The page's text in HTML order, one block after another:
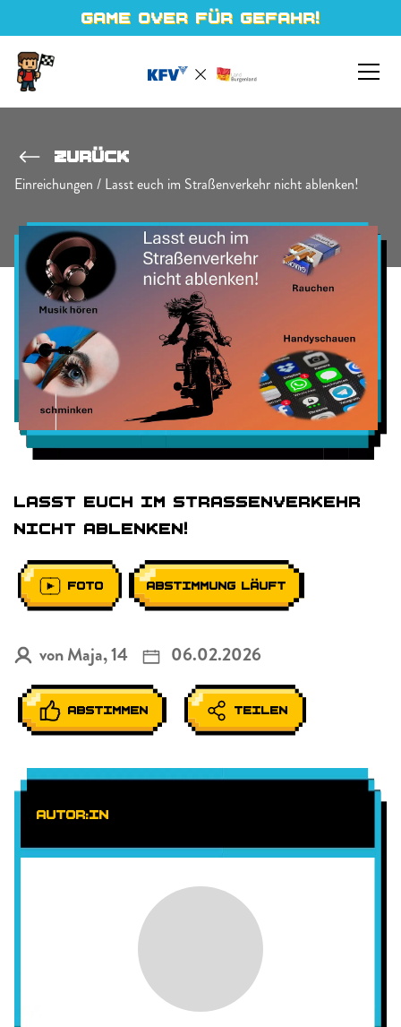
GAME OVER FÜR GEFAHR!
ZURÜCK
Einreichungen / Lasst euch im Straßenverkehr nicht ablenken!
LASST EUCH IM STRASSENVERKEHR N
ICHT ABLENKEN!
FOTO ABSTIMMUNG LÄUFT
von Maja, 14 06.02.2026
ABSTIMMEN TEILEN
AUTOR:IN
Bild-Platzhalter